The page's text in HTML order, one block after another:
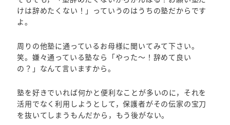
けは辞めたくない！」っていうのはうちの塾だからです
よ。
周りの他塾に通っているお母様に聞いてみて下さい。
笑。嫌々通っている塾なら「やった～！辞めて良い
の？」なんて言いますから。
塾を好きでいれば何かと便利なことが多いのに，それを
活用でなく利用しようとして，保護者がその伝家の宝刀
を抜いてしまうもんだから，もう後がない。